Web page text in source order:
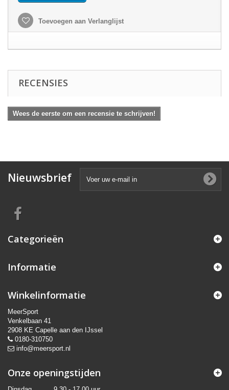
Toevoegen aan Verlanglijst
RECENSIES
Wees de eerste om een recensie te schrijven!
Nieuwsbrief
Categorieën
Informatie
Winkelinformatie
MeerSport
Venkelbaan 41
2908 KE Capelle aan den IJssel
0180-310750
info@meersport.nl
Onze openingstijden